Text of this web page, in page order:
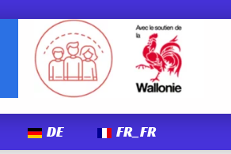
DE FR_FR